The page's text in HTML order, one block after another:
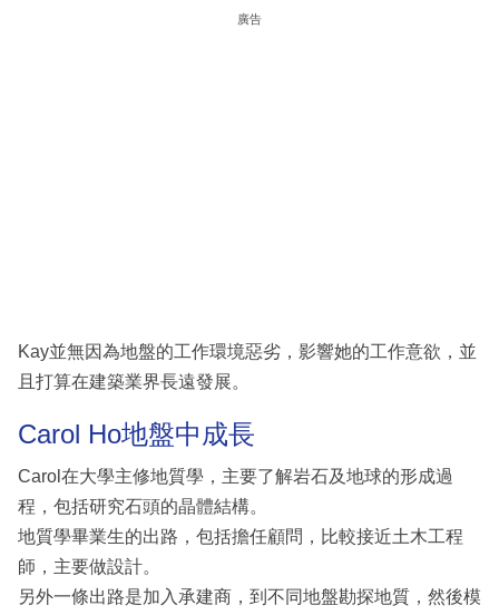
廣告
Kay並無因為地盤的工作環境惡劣，影響她的工作意欲，並
且打算在建築業界長遠發展。
Carol Ho地盤中成長
Carol在大學主修地質學，主要了解岩石及地球的形成過
程，包括研究石頭的晶體結構。
地質學畢業生的出路，包括擔任顧問，比較接近土木工程
師，主要做設計。
另外一條出路是加入承建商，到不同地盤勘探地質，然後模